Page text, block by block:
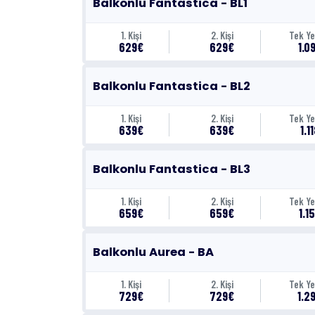
1. Kişi
629€
2. Kişi
629€
Tek
Balkonlu Fantastica - BL2
1. Kişi
639€
2. Kişi
639€
Tek
Balkonlu Fantastica - BL3
1. Kişi
659€
2. Kişi
659€
Tek
Balkonlu Aurea - BA
1. Kişi
729€
2. Kişi
729€
Tek